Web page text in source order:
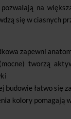
na
się w ciasnych
zapewni
tworzą
budowie łatwo się
kolory pomagają